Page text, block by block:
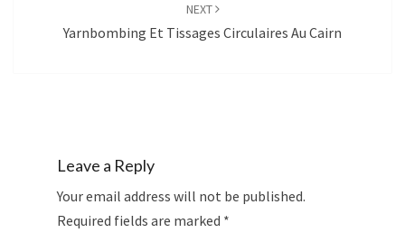
NEXT
Yarnbombing Et Tissages Circulaires Au Cairn
Leave a Reply
Your email address will not be published.
Required fields are marked *